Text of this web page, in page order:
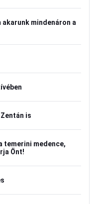
akarunk mindenáron a
is
temerini medence,
Önt!